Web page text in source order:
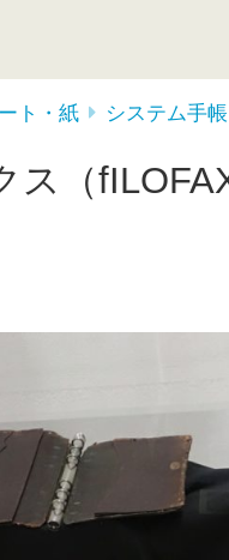
ト・紙 システム手帳
ス（